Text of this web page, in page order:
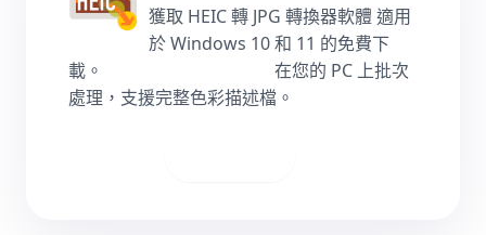
獲取 HEIC 轉 JPG 轉換器軟體 適用
於 Windows 10 和 11 的免費下
載。
在您的 PC 上批次
處理，支援完整色彩描述檔。